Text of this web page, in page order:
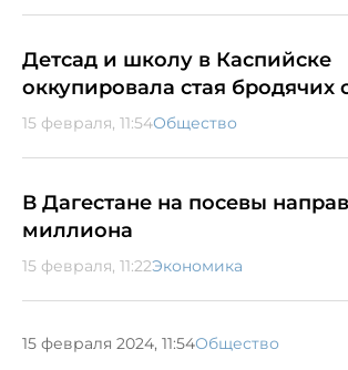
Детсад и школу в Каспийске
оккупировала стая бродячих
15 февраля, 11:54Общество
В Дагестане на посевы
миллиона
15 февраля, 11:22Экономика
15 февраля 2024, 11:54Общество